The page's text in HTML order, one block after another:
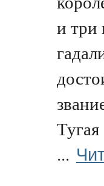
и три
Тугая
...